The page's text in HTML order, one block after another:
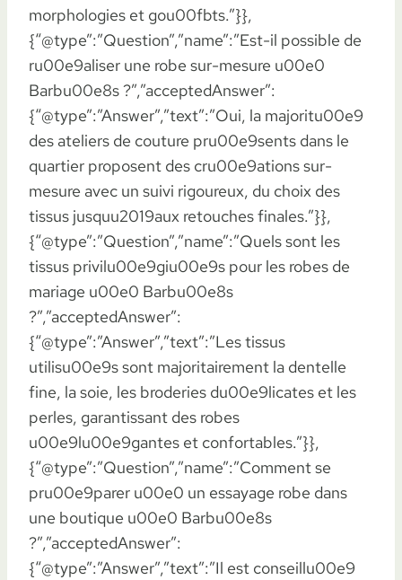
morphologies et gou00fbts.”}},
{“@type”:”Question”,”name”:”Est-il possible de
ru00e9aliser une robe sur-mesure u00e0
Barbu00e8s ?”,”acceptedAnswer”:
{“@type”:”Answer”,”text”:”Oui, la majoritu00e9
des ateliers de couture pru00e9sents dans le
quartier proposent des cru00e9ations sur-
mesure avec un suivi rigoureux, du choix des
tissus jusquu2019aux retouches finales.”}},
{“@type”:”Question”,”name”:”Quels sont les
tissus privilu00e9giu00e9s pour les robes de
mariage u00e0 Barbu00e8s
?”,”acceptedAnswer”:
{“@type”:”Answer”,”text”:”Les tissus
utilisu00e9s sont majoritairement la dentelle
fine, la soie, les broderies du00e9licates et les
perles, garantissant des robes
u00e9lu00e9gantes et confortables.”}},
{“@type”:”Question”,”name”:”Comment se
pru00e9parer u00e0 un essayage robe dans
une boutique u00e0 Barbu00e8s
?”,”acceptedAnswer”:
{“@type”:”Answer”,”text”:”Il est conseillu00e9